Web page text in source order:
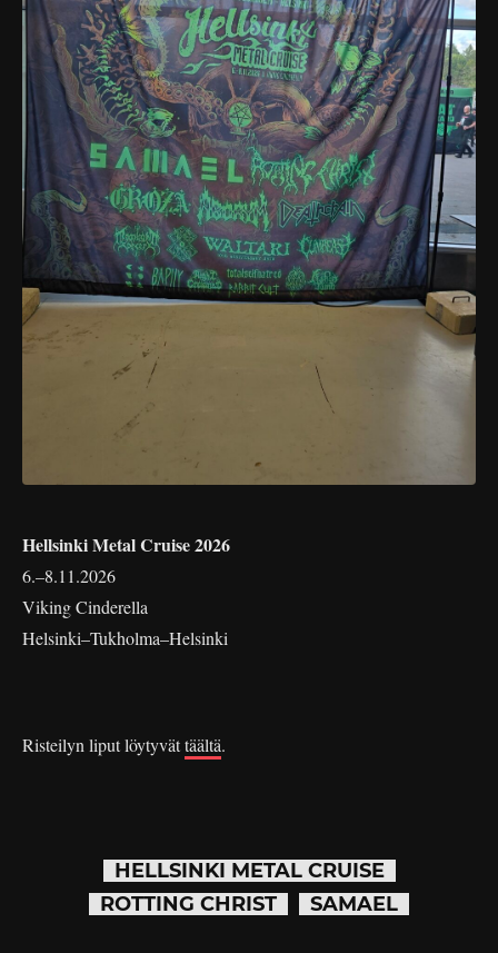
Hellsinki Metal Cruise 2026
6.–8.11.2026
Viking Cinderella
Helsinki–Tukholma–Helsinki
Risteilyn liput löytyvättäältä.
HELLSINKI METAL CRUISE
ROTTING CHRIST
SAMAEL